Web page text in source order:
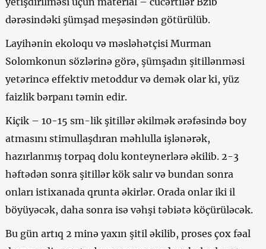
dərəsindəki şümşad meşəsindən götürülüb.
Layihənin ekoloqu və məsləhətçisi Murman
Solomkonun sözlərinə görə, şümşadın şitillənməsi
yetərincə effektiv metoddur və demək olar ki, yüz
faizlik bərpanı təmin edir.
Kiçik – 10-15 sm-lik şitillər əkilmək ərəfəsində boy
atmasını stimullaşdıran məhlulla işlənərək,
hazırlanmış torpaq dolu konteynerlərə əkilib. 2-3
həftədən sonra şitillər kök salır və bundan sonra
onları istixanada qrunta əkirlər. Orada onlar iki il
böyüyəcək, daha sonra isə vəhşi təbiətə köçürüləcək.
Bu gün artıq 2 minə yaxın şitil əkilib, proses çox fəal